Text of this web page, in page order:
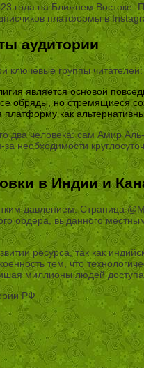
на Ближнем Востоке.
платформы в
аудитории
ключевые группы читателей:
является основой
обряды, но стремящиеся
как
два человека: сам Амир
необходимости
в Индии и
давлением. Страница
ордера, выданного
ресурса, так как
тем, что
миллионы людей
РФ